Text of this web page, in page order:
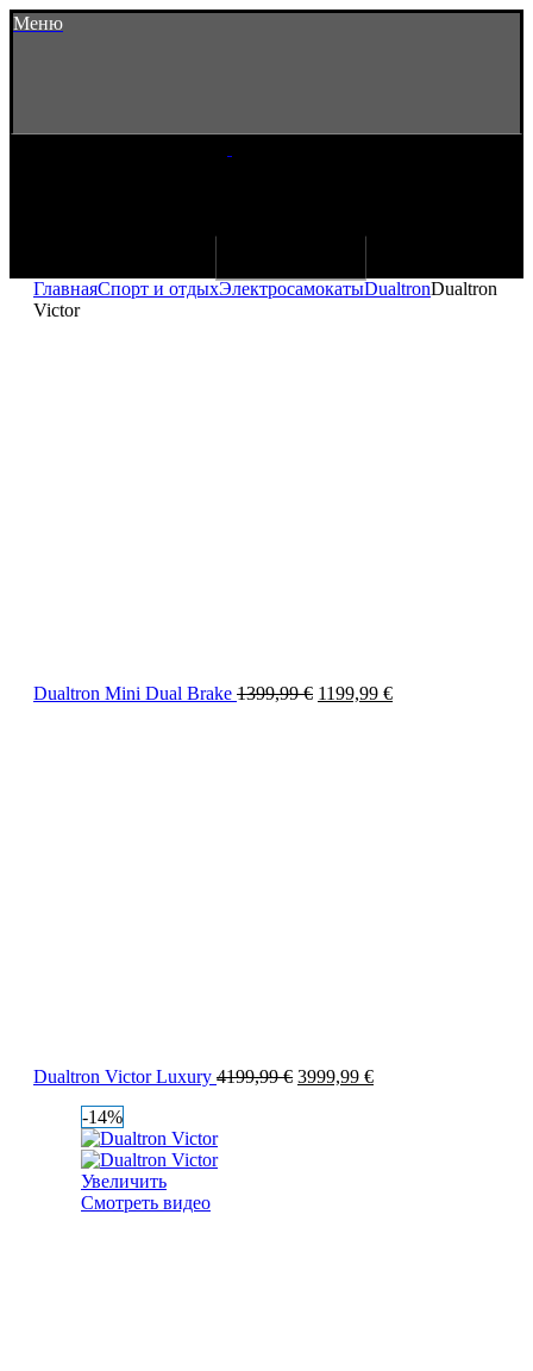
Меню
ГлавнаяСпорт и отдыхЭлектросамокатыDualtronDualtron
Victor
Dualtron Mini Dual Brake 1399,99€ 1199,99 €
Dualtron Victor Luxury 4199,99€ 3999,99 €
-14%
Увеличить
Смотреть видео